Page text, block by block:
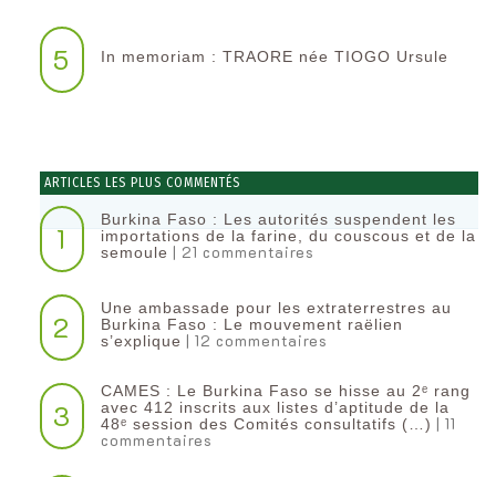
5 In memoriam : TRAORE née TIOGO Ursule
ARTICLES LES PLUS COMMENTÉS
1
Burkina Faso : Les autorités suspendent les
importations de la farine, du couscous et de la
semoule | 21 commentaires
2
Une ambassade pour les extraterrestres au
Burkina Faso : Le mouvement raëlien
s’explique | 12 commentaires
3
CAMES : Le Burkina Faso se hisse au 2ᵉ rang
avec 412 inscrits aux listes d’aptitude de la
48ᵉ session des Comités consultatifs (…) | 11
commentaires